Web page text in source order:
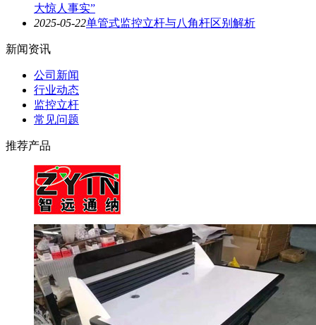
大惊人事实”
2025-05-22单管式监控立杆与八角杆区别解析
新闻资讯
公司新闻
行业动态
监控立杆
常见问题
推荐产品